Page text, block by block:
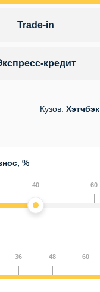
Trade-in
кредит
Кузов: Хэтчбэк
%
40 60
36 48 60